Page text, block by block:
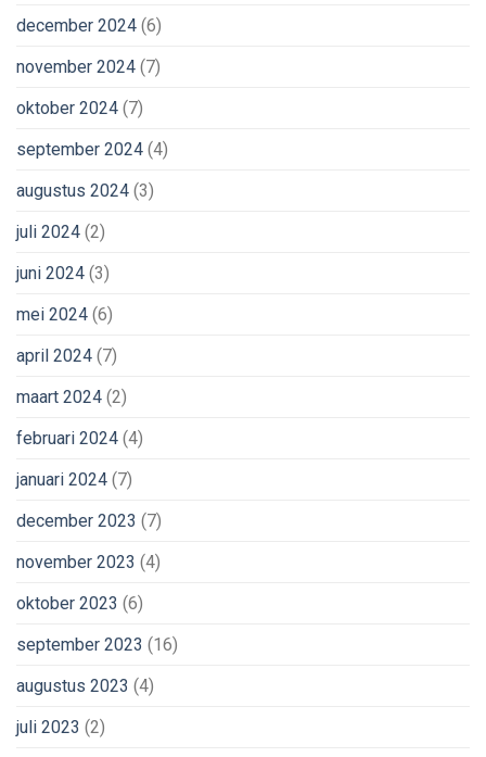
december 2024 (6)
november 2024 (7)
oktober 2024 (7)
september 2024 (4)
augustus 2024 (3)
juli 2024 (2)
juni 2024 (3)
mei 2024 (6)
april 2024 (7)
maart 2024 (2)
februari 2024 (4)
januari 2024 (7)
december 2023 (7)
november 2023 (4)
oktober 2023 (6)
september 2023 (16)
augustus 2023 (4)
juli 2023 (2)